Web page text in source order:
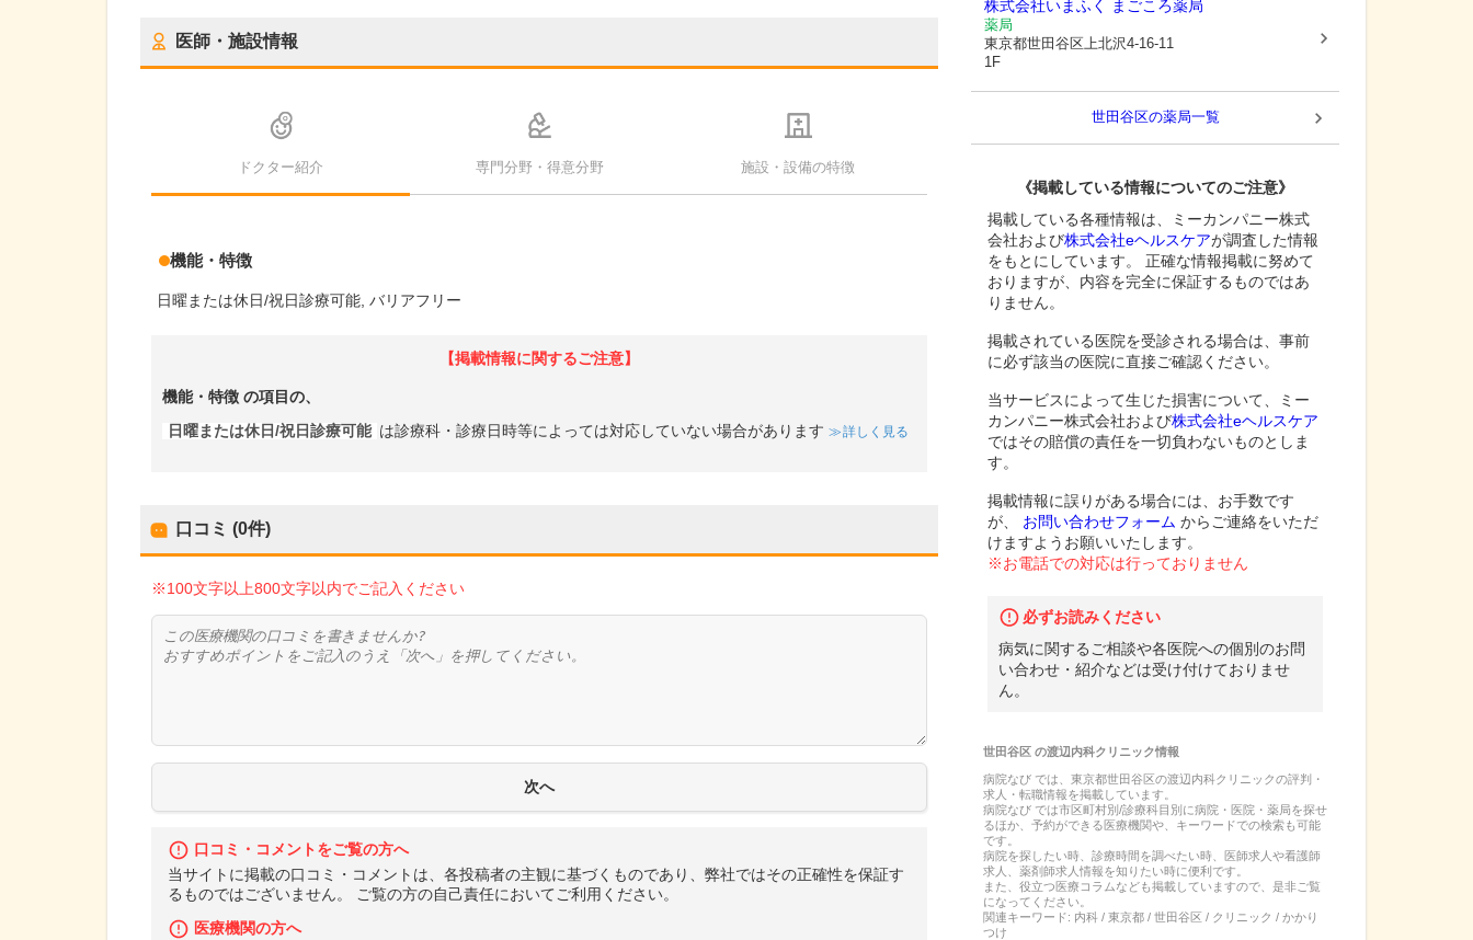
医師・施設情報
ドクター紹介 専門分野・得意分野 施設・設備の特徴
機能・特徴
日曜または休日/祝日診療可能 バリアフリー
【掲載情報に関するご注意】
機能・特徴 の項目の、
日曜または休日/祝日診療可能 は診療科・診療日時等によっては対応していない場合があります 詳しく見る
口コミ (0件)
※100文字以上800文字以内でご記入ください
口コミ・コメントをご覧の方へ
当サイトに掲載の口コミ・コメントは、各投稿者の主観に基づくものであり、弊社ではその正確性を保証す
るものではございません。 ご覧の方の自己責任においてご利用ください。
医療機関の方へ
株式会社いまふく まごころ薬局
薬局
東京都世田谷区上北沢4-16-11
1F
世田谷区の薬局一覧
《掲載している情報についてのご注意》
掲載している各種情報は、ミーカンパニー株式
会社および株式会社eヘルスケアが調査した情報
をもとにしています。 正確な情報掲載に努めて
おりますが、内容を完全に保証するものではあ
りません。
掲載されている医院を受診される場合は、事前
に必ず該当の医院に直接ご確認ください。
当サービスによって生じた損害について、ミー
カンパニー株式会社および株式会社eヘルスケア
ではその賠償の責任を一切負わないものとしま
す。
掲載情報に誤りがある場合には、お手数です
が、
お問い合わせフォーム からご連絡をいただ
けますようお願いいたします。
※お電話での対応は行っておりません
必ずお読みください
病気に関するご相談や各医院への個別のお問
い合わせ・紹介などは受け付けておりませ
ん。
世田谷区の渡辺内科クリニック情報
病院なび では、 東京都世田谷区の渡辺内科クリニックの評判・
求人・転職情報を掲載しています。
病院なび では市区町村別/診療科目別に病院・医院・薬局を探せ
るほか、予約ができる医療機関や、キーワードでの検索も可能
です。
病院を探したい時、診療時間を調べたい時、医師求人や看護師
求人、薬剤師求人情報を知りたい時に便利です。
また、役立つ医療コラムなども掲載していますので、是非ご覧
になってください。
関連キーワード: 内科 / 東京都 / 世田谷区 / クリニック / かかり
つけ